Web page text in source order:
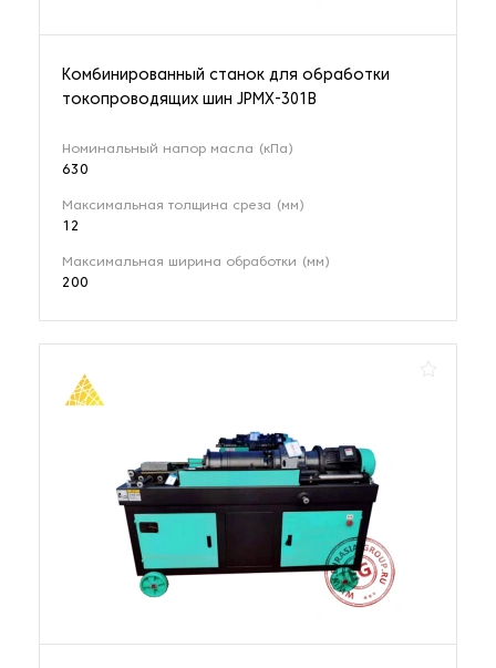
Комбинированный станок для обработки
токопроводящих шин JPMX-301B
Номинальный напор масла (кПа)
630
Максимальная толщина среза (мм)
12
Максимальная ширина обработки (мм)
200